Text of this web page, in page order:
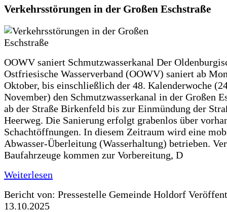
Verkehrsstörungen in der Großen Eschstraße
OOWV saniert Schmutzwasserkanal Der
Ostfriesische Wasserverband (OOWV) saniert ab
Oktober, bis einschließlich der 48. Kalenderwoche
November) den Schmutzwasserkanal in der Großen
ab der Straße Birkenfeld bis zur Einmündung der
Heerweg. Die Sanierung erfolgt grabenlos über
Schachtöffnungen. In diesem Zeitraum wird eine
Abwasser-Überleitung (Wasserhaltung) betrieben.
Baufahrzeuge kommen zur Vorbereitung, D
Weiterlesen
Bericht von: Pressestelle Gemeinde Holdorf
13.10.2025